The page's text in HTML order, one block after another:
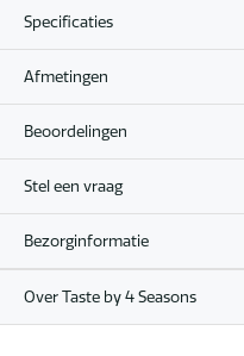
Specificaties
Afmetingen
Beoordelingen
Stel een vraag
Bezorginformatie
Over Taste by 4 Seasons